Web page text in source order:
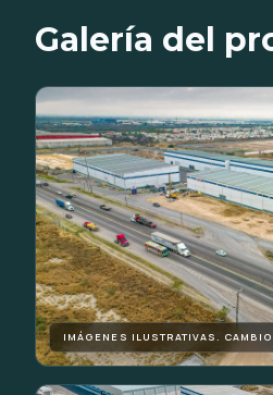
Galería del
IMÁGENES ILUSTRATIVAS.